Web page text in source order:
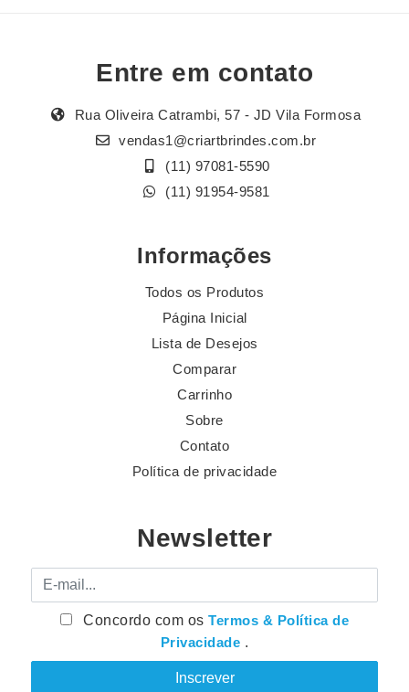
Entre em contato
Rua Oliveira Catrambi, 57 - JD Vila Formosa
vendas1@criartbrindes.com.br
(11) 97081-5590
(11) 91954-9581
Informações
Todos os Produtos
Página Inicial
Lista de Desejos
Comparar
Carrinho
Sobre
Contato
Política de privacidade
Newsletter
E-mail
Concordo com osTermos & Política de
Privacidade .